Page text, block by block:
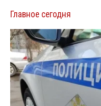
Главное сегодня